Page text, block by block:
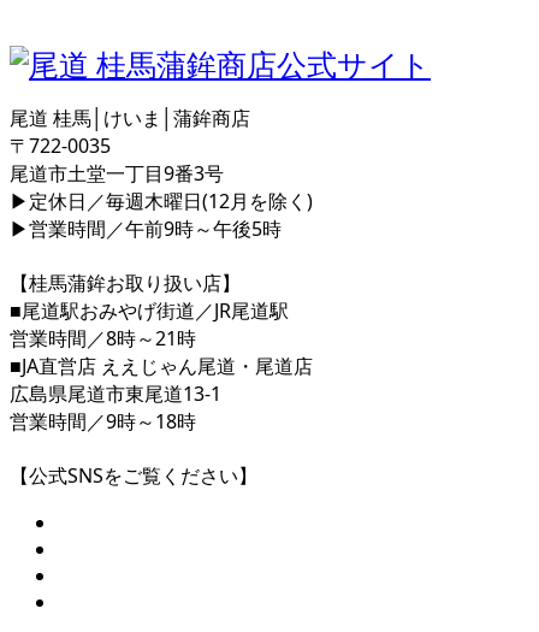
尾道 桂馬│けいま│蒲鉾商店
〒722-0035
尾道市土堂一丁目9番3号
▶定休日／毎週木曜日(12月を除く)
▶営業時間／午前9時～午後5時
【桂馬蒲鉾お取り扱い店】
■尾道駅おみやげ街道／JR尾道駅
営業時間／8時～21時
■JA直営店 ええじゃん尾道・尾道店
広島県尾道市東尾道13-1
営業時間／9時～18時
【公式SNSをご覧ください】